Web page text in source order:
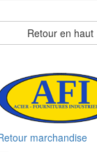
Retour en haut
marchandise